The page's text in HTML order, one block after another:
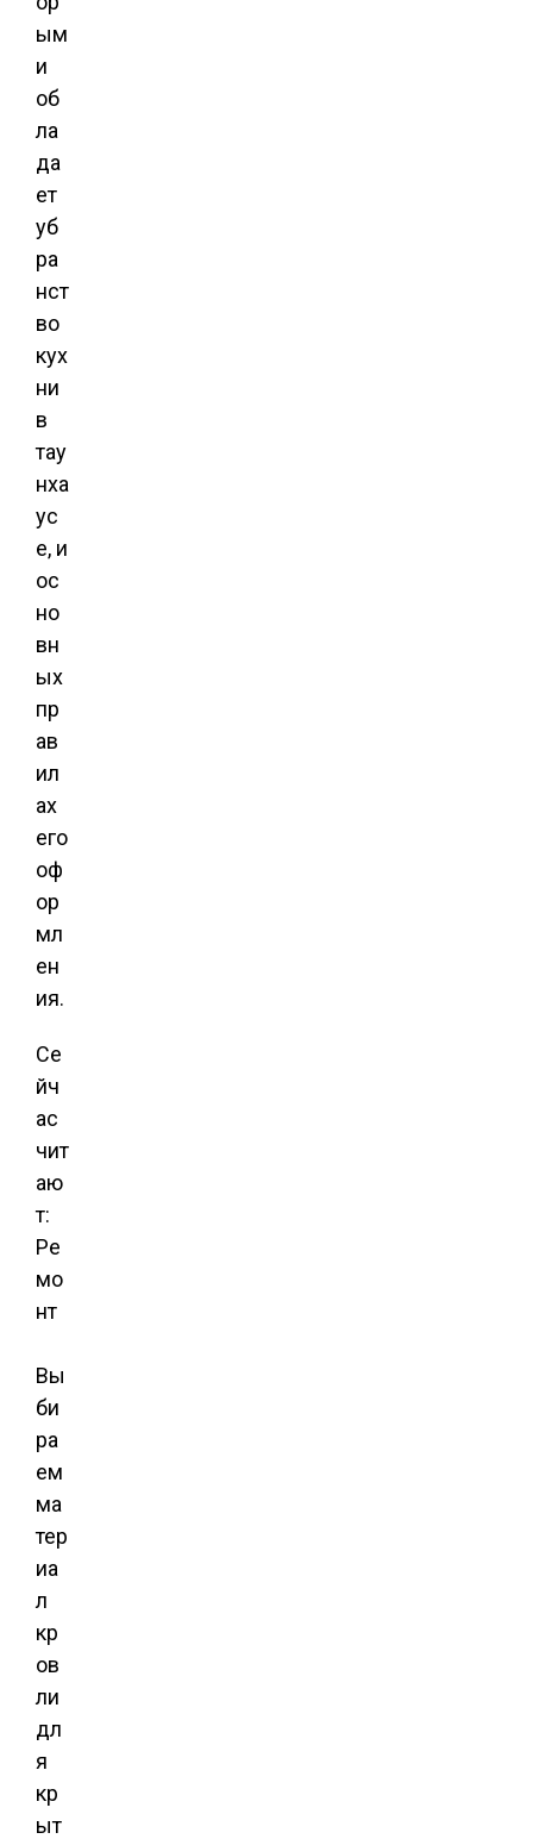
ым
и
об
ла
да
ет
уб
ра
нст
во
кух
ни
в
тау
нха
ус
е, и
ос
но
вн
ых
пр
ав
ил
ах
его
оф
ор
мл
ен
ия.
Се
йч
ас
чит
аю
т:
Ре
мо
нт
Вы
би
ра
ем
ма
тер
иа
л
кр
ов
ли
дл
я
кр
ыт